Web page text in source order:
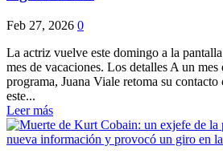
Feb 27, 2026 0
La actriz vuelve este domingo a la
mes de vacaciones. Los detalles A un
programa, Juana Viale retoma su
este...
Leer más